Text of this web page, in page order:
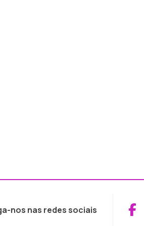
nos nas redes sociais